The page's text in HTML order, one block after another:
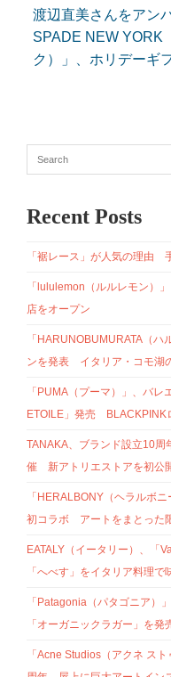
渡辺直美さんをアン
SPADE NEW YORK
ク）」、ホリデーギ
Recent Posts
「裾レース」が人気の理由
「lululemon（ルルレモン）
店をオープン
「HARUNOBUMURATA（
ンを発表 イタリア・コモ湖
「PUMA（プーマ）」、バ
ETOILE」発売 BLACKPINK
TANAKA、ブランド設立10周
催 新アトリエストアを初公
「HERALBONY（ヘラルボ
初コラボ アートをまとった
EATALY（イータリー）、
「へべす」をイタリア料理で
「Patagonia（パタゴニア）
「オーガニックラガー」を
「Acne Studios（アクネ ス